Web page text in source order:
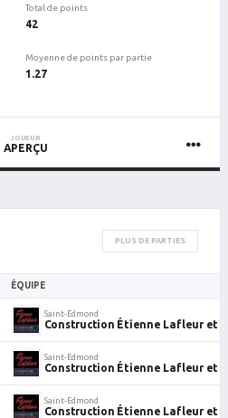
Total de points
42
Moyenne de points par partie
1.27
JOUEUR
APERÇU
PLUS DE PARTIES
ÉQUIPE
Saint-Edmond
Construction Étienne Lafleur et
Saint-Edmond
Construction Étienne Lafleur et
Saint-Edmond
Construction Étienne Lafleur et